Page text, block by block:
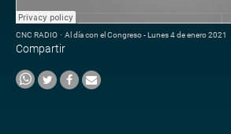
CNC RADIO · Al día con el Congreso - Lunes 4 de enero 2021
Compartir